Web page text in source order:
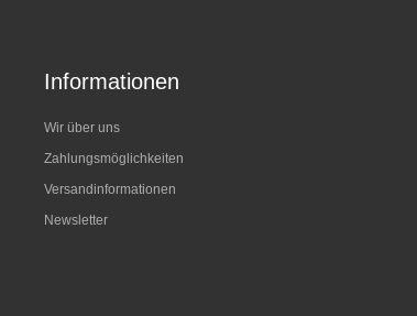
Informationen
Wir über uns
Zahlungsmöglichkeiten
Versandinformationen
Newsletter